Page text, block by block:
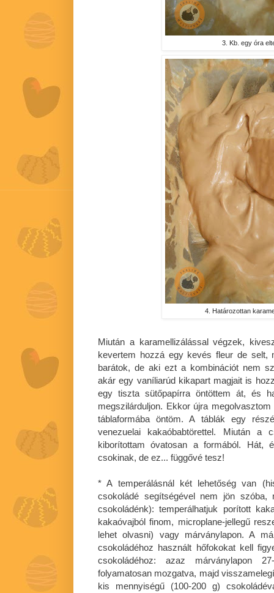
3. Kb. egy óra
4. Határozottan
Miután a karamellizálással végzek,
kevertem hozzá egy kevés fleur de
barátok, de aki ezt a kombinációt nem
akár egy vaníliarúd kikapart magjait is
egy tiszta sütőpapírra öntöttem át, és
megszilárduljon. Ekkor újra
táblaformába öntöm. A táblák egy
venezuelai kakaóbabtörettel. Miután a
kiborítottam óvatosan a formából. Hát,
csokinak, de ez... függővé tesz!
* A temperálásnál két lehetőség van
csokoládé segítségével nem jön
csokoládénk): temperálhatjuk porított
kakaóvajból finom, microplane-jellegű
lehet olvasni) vagy márványlapon. A
csokoládéhoz használt hőfokokat kell
csokoládéhoz: azaz márványlapon
folyamatosan mozgatva, majd
kis mennyiségű (100-200 g)